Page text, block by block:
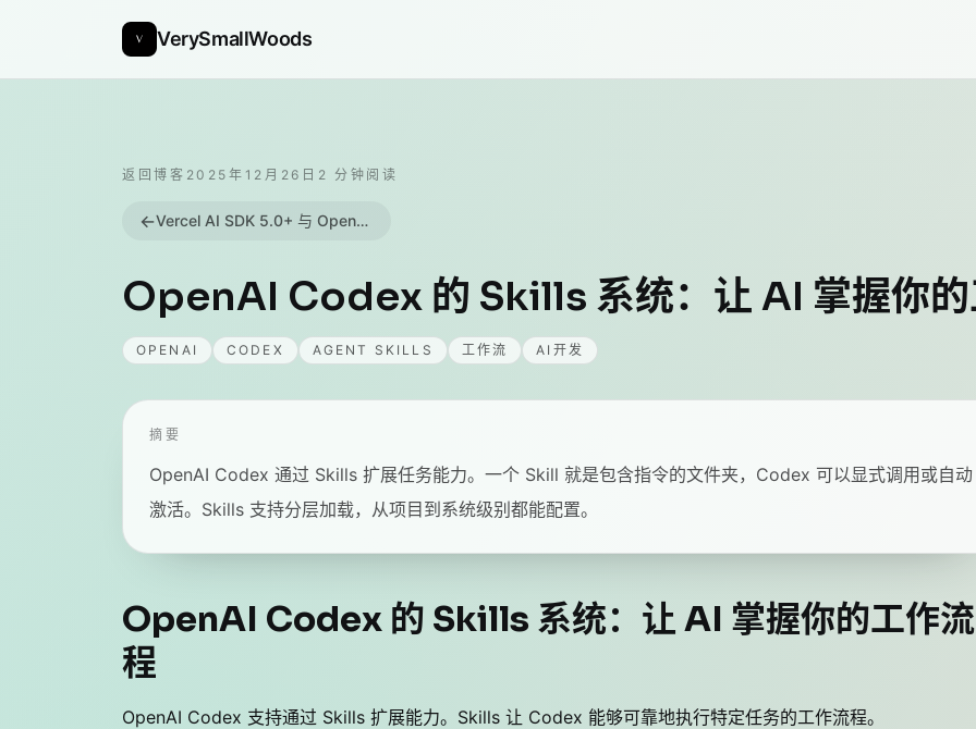
VerySmallWoods
返回博客 2025年12月26日 2 分钟阅读
← Vercel AI SDK 5.0+ 与 OpenAI 集成：一些你可能不知道的细节
OpenAI Codex 的 Skills 系统：让 AI 掌握你的
OPENAI CODEX AGENT SKILLS 工作流 AI开发
摘要
OpenAI Codex 通过 Skills 扩展任务能力。一个 Skill 就是包含指令的文件夹，Codex 可以显式调用或自动
激活。Skills 支持分层加载，从项目到系统级别都能配置。
OpenAI Codex 的 Skills 系统：让 AI 掌握你的工作流
程
OpenAI Codex 支持通过 Skills 扩展能力。Skills 让 Codex 能够可靠地执行特定任务的工作流程。